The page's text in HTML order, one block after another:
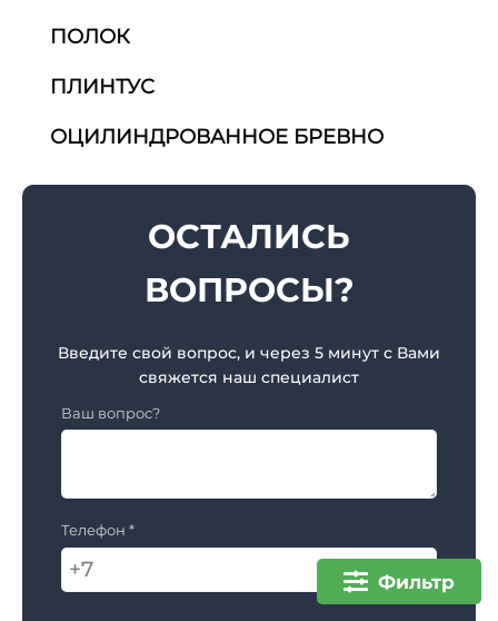
ПОЛОК
ПЛИНТУС
ОЦИЛИНДРОВАННОЕ БРЕВНО
ОСТАЛИСЬ
ВОПРОСЫ?
Введите свой вопрос, и через 5 минут с Вами
свяжется наш специалист
Ваш вопрос?
Телефон *
Фильтр